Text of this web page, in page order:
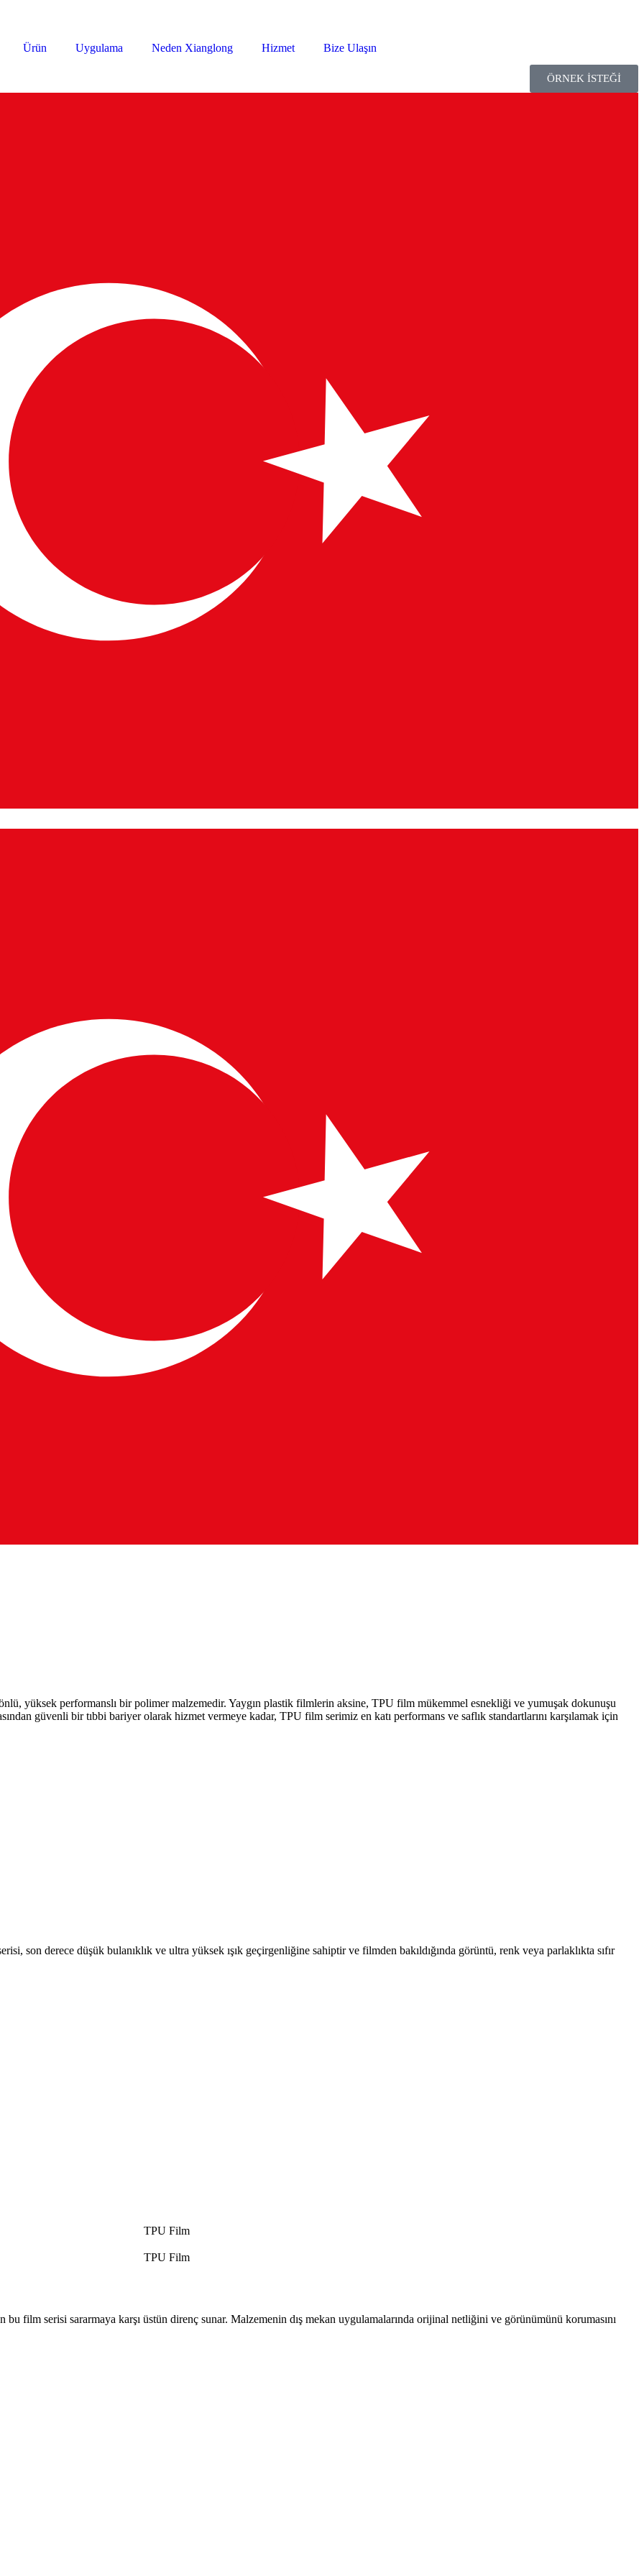
Ürün Uygulama Neden Xianglong Hizmet Bize Ulaşın
ÖRNEK İSTEĞİ
yüksek performanslı bir polimer malzemedir. Yaygın plastik filmlerin aksine, TPU film mükemmel esnekliği ve yumuşak dokunuşu
güvenli bir tıbbi bariyer olarak hizmet vermeye kadar, TPU film serimiz en katı performans ve saflık standartlarını karşılamak için
son derece düşük bulanıklık ve ultra yüksek ışık geçirgenliğine sahiptir ve filmden bakıldığında görüntü, renk veya parlaklıkta sıfır
film serisi sararmaya karşı üstün direnç sunar. Malzemenin dış mekan uygulamalarında orijinal netliğini ve görünümünü korumasını